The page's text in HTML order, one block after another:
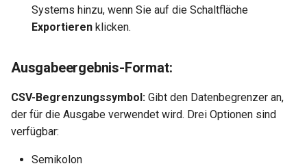
Systems hinzu, wenn Sie auf die Schaltfläche
Exportieren klicken.
Ausgabeergebnis-Format:
CSV-Begrenzungssymbol: Gibt den Datenbegrenzer an,
der für die Ausgabe verwendet wird. Drei Optionen sind
verfügbar:
Semikolon